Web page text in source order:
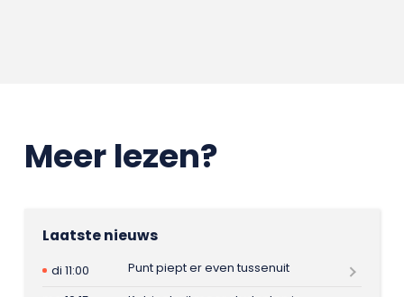
Meer lezen?
Laatste nieuws
di 11:00
Punt piept er even tussenuit